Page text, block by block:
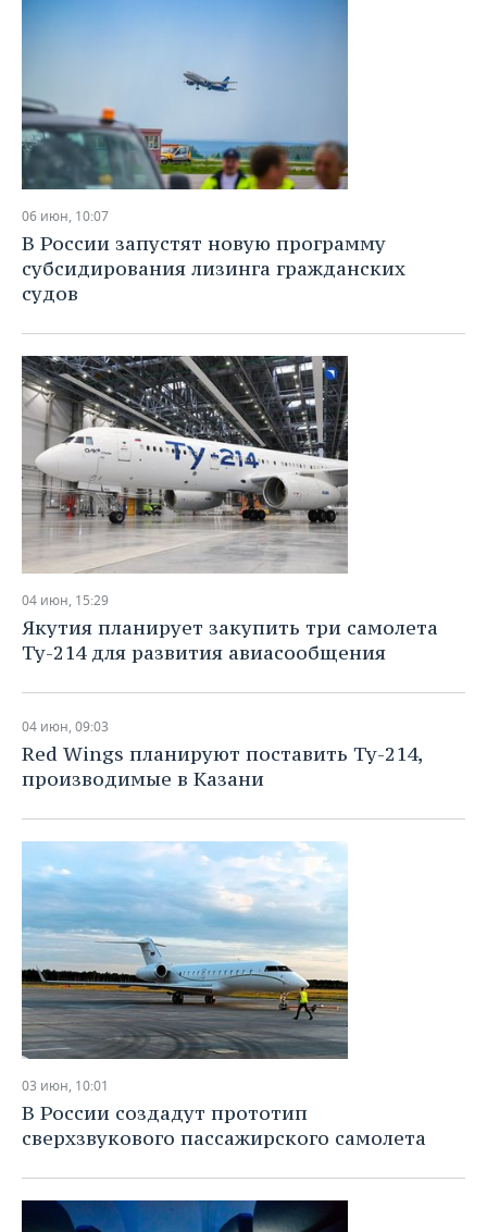
06 июн, 10:07
В России запустят новую программу
субсидирования лизинга гражданских
судов
04 июн, 15:29
Якутия планирует закупить три самолета
Ту-214 для развития авиасообщения
04 июн, 09:03
Red Wings планируют поставить Ту-214,
производимые в Казани
03 июн, 10:01
В России создадут прототип
сверхзвукового пассажирского самолета